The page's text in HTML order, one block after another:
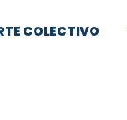
COLECTIVO